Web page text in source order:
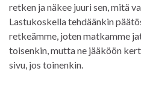
retken ja näkee juuri sen, mitä
Lastukoskella tehdäänkin
retkeämme, joten matkamme
toisenkin, mutta ne jääköön
sivu, jos toinenkin.